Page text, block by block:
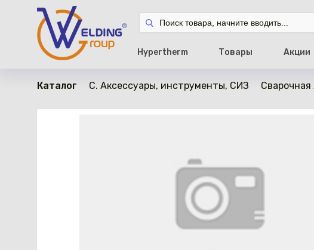
Hypertherm Товары Акции
Каталог C. Аксессуары, инструменты, СИЗ
в наличии